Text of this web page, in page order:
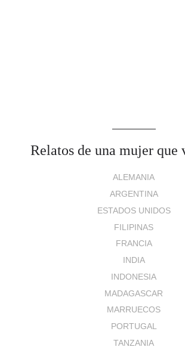
Relatos de una mujer que
ALEMANIA
ARGENTINA
ESTADOS UNIDOS
FILIPINAS
FRANCIA
INDIA
INDONESIA
MADAGASCAR
MARRUECOS
PORTUGAL
TANZANIA